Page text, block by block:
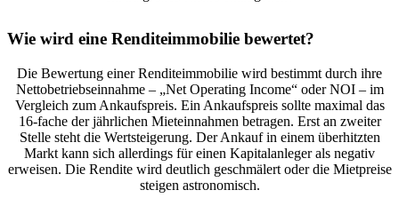
Wie wird eine Renditeimmobilie bewertet?
Die Bewertung einer Renditeimmobilie wird bestimmt durch ihre
Nettobetriebseinnahme – „Net Operating Income“ oder NOI – im
Vergleich zum Ankaufspreis. Ein Ankaufspreis sollte maximal das
16-fache der jährlichen Mieteinnahmen betragen. Erst an zweiter
Stelle steht die Wertsteigerung. Der Ankauf in einem überhitzten
Markt kann sich allerdings für einen Kapitalanleger als negativ
erweisen. Die Rendite wird deutlich geschmälert oder die Mietpreise
steigen astronomisch.